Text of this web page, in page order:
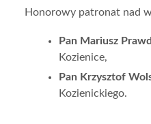
Honorowy patronat nad
Pan Mariusz
Kozienice,
Pan Krzysztof
Kozienickiego.